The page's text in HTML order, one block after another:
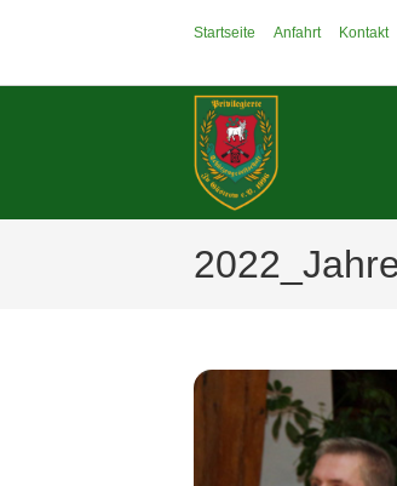
Startseite Anfahrt Kontakt